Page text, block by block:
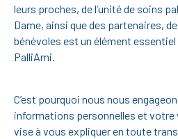
leurs proches, de l’unité de soins
Dame, ainsi que des partenaires,
bénévoles est un élément
PalliAmi.
C’est pourquoi nous nous
informations personnelles et
vise à vous expliquer en toute